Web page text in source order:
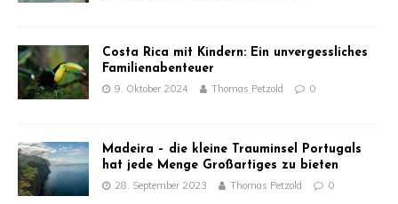
Costa Rica mit Kindern: Ein unvergessliches
Familienabenteuer
9. Oktober 2024 Thomas Petzold 0
Madeira – die kleine Trauminsel Portugals
hat jede Menge Großartiges zu bieten
28. September 2023 Thomas Petzold 0